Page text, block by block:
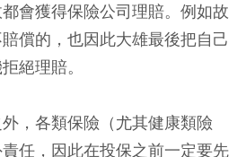
會獲得保險公司理賠。例如故
償的，也因此大雄最後把自己
絕理賠。
，各類保險（尤其健康類險
任，因此在投保之前一定要先